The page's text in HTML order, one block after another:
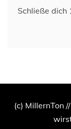
Schließe dich
(c) MillernTon